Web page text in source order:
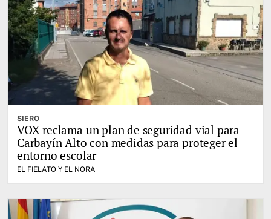
SIERO
VOX reclama un plan de seguridad vial para
Carbayín Alto con medidas para proteger el
entorno escolar
EL FIELATO Y EL NORA